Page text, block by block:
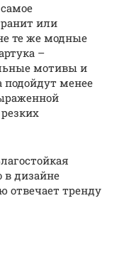
или
те же модные
–
мотивы и
менее
в дизайне
отвечает тренду